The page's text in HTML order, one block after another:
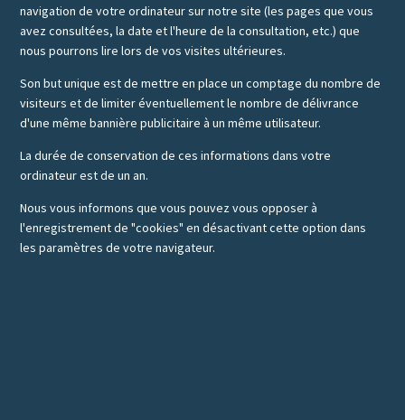
navigation de votre ordinateur sur notre site (les pages que vous
avez consultées, la date et l'heure de la consultation, etc.) que
nous pourrons lire lors de vos visites ultérieures.
Son but unique est de mettre en place un comptage du nombre de
visiteurs et de limiter éventuellement le nombre de délivrance
d'une même bannière publicitaire à un même utilisateur.
La durée de conservation de ces informations dans votre
ordinateur est de un an.
Nous vous informons que vous pouvez vous opposer à
l'enregistrement de "cookies" en désactivant cette option dans
les paramètres de votre navigateur.